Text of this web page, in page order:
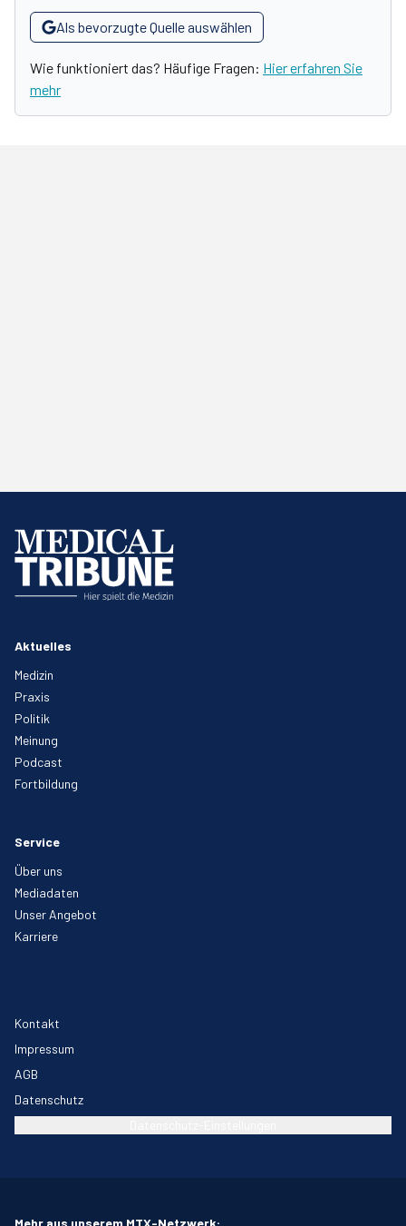
Als bevorzugte Quelle auswählen
Wie funktioniert das? Häufige Fragen: Hier erfahren Sie
mehr
Aktuelles
Medizin
Praxis
Politik
Meinung
Podcast
Fortbildung
Service
Über uns
Mediadaten
Unser Angebot
Karriere
Kontakt
Impressum
AGB
Datenschutz